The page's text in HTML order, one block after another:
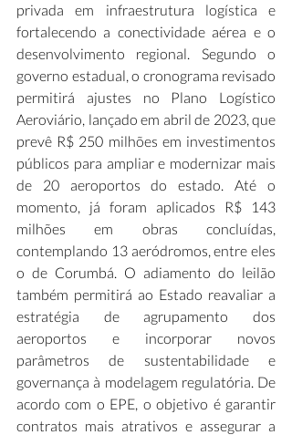
privada em infraestrutura logística e
fortalecendo a conectividade aérea e o
desenvolvimento regional. Segundo o
governo estadual, o cronograma revisado
permitirá ajustes no Plano Logístico
Aeroviário, lançado em abril de 2023, que
prevê R$ 250 milhões em investimentos
públicos para ampliar e modernizar mais
de 20 aeroportos do estado. Até o
momento, já foram aplicados R$ 143
milhões em obras concluídas,
contemplando 13 aeródromos, entre eles
o de Corumbá. O adiamento do leilão
também permitirá ao Estado reavaliar a
estratégia de agrupamento dos
aeroportos e incorporar novos
parâmetros de sustentabilidade e
governança à modelagem regulatória. De
acordo com o EPE, o objetivo é garantir
contratos mais atrativos e assegurar a